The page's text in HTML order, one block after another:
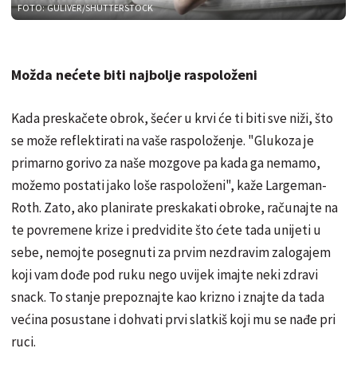
FOTO: GULIVER/SHUTTERSTOCK
Možda nećete biti najbolje raspoloženi
Kada preskačete obrok, šećer u krvi će ti biti sve niži, što
se može reflektirati na vaše raspoloženje. "Glukoza je
primarno gorivo za naše mozgove pa kada ga nemamo,
možemo postati jako loše raspoloženi", kaže Largeman-
Roth. Zato, ako planirate preskakati obroke, računajte na
te povremene krize i predvidite što ćete tada unijeti u
sebe, nemojte posegnuti za prvim nezdravim zalogajem
koji vam dođe pod ruku nego uvijek imajte neki zdravi
snack. To stanje prepoznajte kao krizno i znajte da tada
većina posustane i dohvati prvi slatkiš koji mu se nađe pri
ruci.